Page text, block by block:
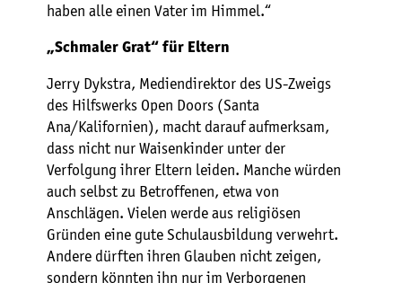
haben alle einen Vater im Himmel.“
„Schmaler Grat“ für Eltern
Jerry Dykstra, Mediendirektor des US-Zweigs
des Hilfswerks Open Doors (Santa
Ana/Kalifornien), macht darauf aufmerksam,
dass nicht nur Waisenkinder unter der
Verfolgung ihrer Eltern leiden. Manche würden
auch selbst zu Betroffenen, etwa von
Anschlägen. Vielen werde aus religiösen
Gründen eine gute Schulausbildung verwehrt.
Andere dürften ihren Glauben nicht zeigen,
sondern könnten ihn nur im Verborgenen